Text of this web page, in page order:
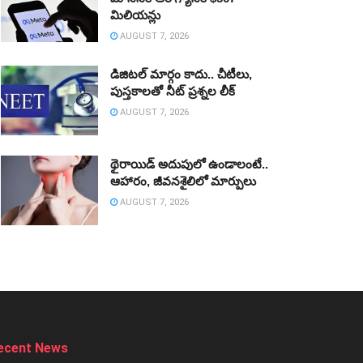
మిలియన్లు
AUGUST 7, 2026
డిజిటల్‌ మార్గం కాదు.. చీటీలు,
పుస్తకాలతో నీట్‌ ప్రశ్నల లీక్‌
AUGUST 7, 2026
థైరాయిడ్‌ అదుపులో ఉండాలంటే..
ఆహారం, జీవనశైలిలో మార్పులు
AUGUST 7, 2026
News